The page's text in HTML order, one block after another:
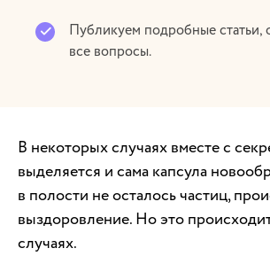
Публикуем подробные статьи,
все вопросы.
В некоторых случаях вместе с
выделяется и сама капсула
в полости не осталось частиц,
выздоровление. Но это
случаях.